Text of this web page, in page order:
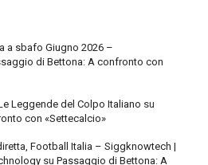
a sbafo Giugno 2026 –
di Bettona: A confronto con
Leggende del Colpo Italiano su
con «Settecalcio»
Football Italia – Siggknowtech |
su Passaggio di Bettona: A